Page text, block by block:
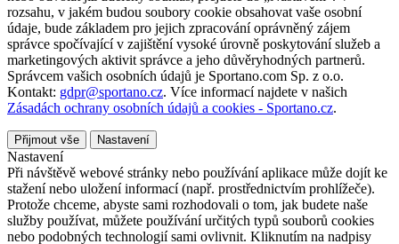
rozsahu, v jakém budou soubory cookie obsahovat vaše osobní
údaje, bude základem pro jejich zpracování oprávněný zájem
správce spočívající v zajištění vysoké úrovně poskytování služeb a
marketingových aktivit správce a jeho důvěryhodných partnerů.
Správcem vašich osobních údajů je Sportano.com Sp. z o.o.
Kontakt: gdpr@sportano.cz. Více informací najdete v našich
Zásadách ochrany osobních údajů a cookies - Sportano.cz.
Přijmout vše Nastavení
Nastavení
Při návštěvě webové stránky nebo používání aplikace může dojít ke
stažení nebo uložení informací (např. prostřednictvím prohlížeče).
Protože chceme, abyste sami rozhodovali o tom, jak budete naše
služby používat, můžete používání určitých typů souborů cookies
nebo podobných technologií sami ovlivnit. Kliknutím na nadpisy